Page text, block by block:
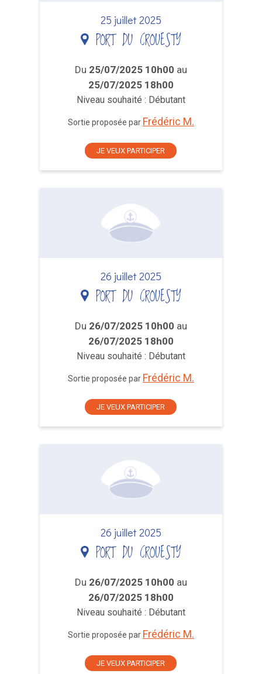
25 juillet 2025
PORT DU CROUESTY
Du 25/07/2025 10h00 au
25/07/2025 18h00
Niveau souhaité : Débutant
Sortie proposée par Frédéric M.
JE VEUX PARTICIPER
26 juillet 2025
PORT DU CROUESTY
Du 26/07/2025 10h00 au
26/07/2025 18h00
Niveau souhaité : Débutant
Sortie proposée par Frédéric M.
JE VEUX PARTICIPER
26 juillet 2025
PORT DU CROUESTY
Du 26/07/2025 10h00 au
26/07/2025 18h00
Niveau souhaité : Débutant
Sortie proposée par Frédéric M.
JE VEUX PARTICIPER